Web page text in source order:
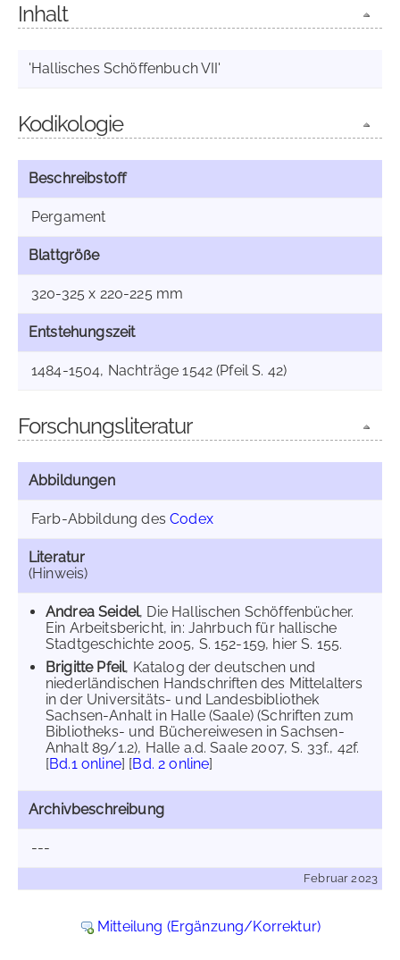
Inhalt
'Hallisches Schöffenbuch VII'
Kodikologie
Beschreibstoff
Pergament
Blattgröße
320-325 x 220-225 mm
Entstehungszeit
1484-1504, Nachträge 1542 (Pfeil S. 42)
Forschungsliteratur
Abbildungen
Farb-Abbildung desCodex
Literatur
(Hinweis)
Andrea Seidel, Die Hallischen Schöffenbücher.
Ein Arbeitsbericht, in: Jahrbuch für hallische
Stadtgeschichte 2005, S. 152-159, hier S. 155.
Brigitte Pfeil, Katalog der deutschen und
niederländischen Handschriften des Mittelalters
in der Universitäts- und Landesbibliothek
Sachsen-Anhalt in Halle (Saale) (Schriften zum
Bibliotheks- und Büchereiwesen in Sachsen-
Anhalt 89/1.2), Halle a.d. Saale 2007, S. 33f., 42f.
[Bd.1 online] [Bd. 2 online]
Archivbeschreibung
---
Februar 2023
Mitteilung (Ergänzung/Korrektur)